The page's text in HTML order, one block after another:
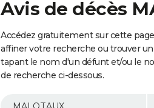
Avis de décès
Accédez gratuitement sur cette
affiner votre recherche ou trouver
tapant le nom d'un défunt et/ou le
de recherche ci-dessous.